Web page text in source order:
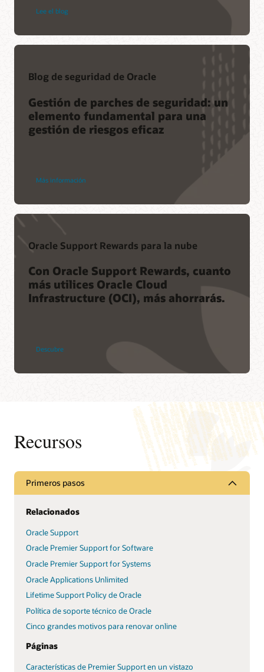
Lee el blog
Blog de seguridad de Oracle
Gestión de parches de seguridad: un
elemento fundamental para una
gestión de riesgos eficaz
Más información
Oracle Support Rewards para la nube
Con Oracle Support Rewards, cuanto
más utilices Oracle Cloud
Infrastructure (OCI), más ahorrarás.
Descubre
Recursos
Primeros pasos
Relacionados
Oracle Support
Oracle Premier Support for Software
Oracle Premier Support for Systems
Oracle Applications Unlimited
Lifetime Support Policy de Oracle
Política de soporte técnico de Oracle
Cinco grandes motivos para renovar online
Páginas
Características de Premier Support en un vistazo